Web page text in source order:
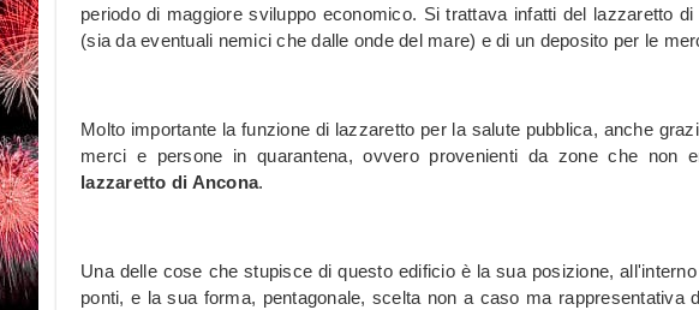
periodo di maggiore sviluppo economico. Si trattava infatti del lazzaretto
(sia da eventuali nemici che dalle onde del mare) e di un deposito per le
Molto importante la funzione di lazzaretto per la salute pubblica, anche
merci e persone in quarantena, ovvero provenienti da zone che non
lazzaretto di Ancona.
Una delle cose che stupisce di questo edificio è la sua posizione,
ponti, e la sua forma, pentagonale, scelta non a caso ma rappresentativa